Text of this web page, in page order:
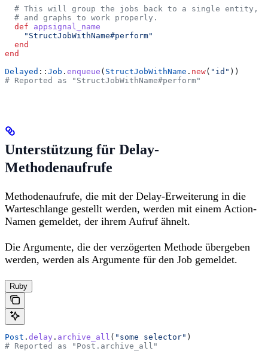
# This will group the jobs back to a single entity,
  # and graphs to work properly.
  def
appsignal_name
    "StructJobWithName#perform"
  end
end
Delayed :: Job . enqueue ( StructJobWithName . new( "id" ))
# Reported as "StructJobWithName#perform"
Unterstützung für Delay-
Methodenaufrufe
Methodenaufrufe, die mit der Delay-Erweiterung in die
Warteschlange gestellt werden, werden mit einem Action-
Namen gemeldet, der ihrem Aufruf ähnelt.
Die Argumente, die der verzögerten Methode übergeben
werden, werden als Argumente für den Job gemeldet.
Ruby
Post . delay . archive_all ( "some selector" )
# Reported as "Post.archive_all"